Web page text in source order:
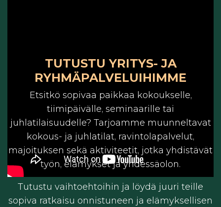
TUTUSTU YRITYS- JA
RYHMÄPALVELUIHIMME
Etsitkö sopivaa paikkaa kokoukselle,
tiimipäivälle, seminaarille tai
juhlatilaisuudelle? Tarjoamme muunneltavat
kokous- ja juhlatilat, ravintolapalvelut,
majoituksen sekä aktiviteetit, jotka yhdistävät
työn, elämykset ja yhdessäolon.
Tutustu vaihtoehtoihin ja löydä juuri teille
sopiva ratkaisu onnistuneen ja elämyksellisen